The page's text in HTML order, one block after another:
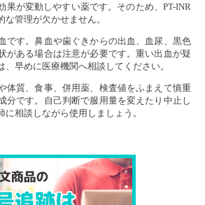
果が変動しやすい薬です。そのため、PT-INR
管理が欠かせません。
です。鼻血や歯ぐきからの出血、血尿、黒色
がある場合は注意が必要です。重い出血が疑
、早めに医療機関へ相談してください。
体質、食事、併用薬、検査値をふまえて慎重
分です。自己判断で服用量を変えたり中止し
相談しながら使用しましょう。